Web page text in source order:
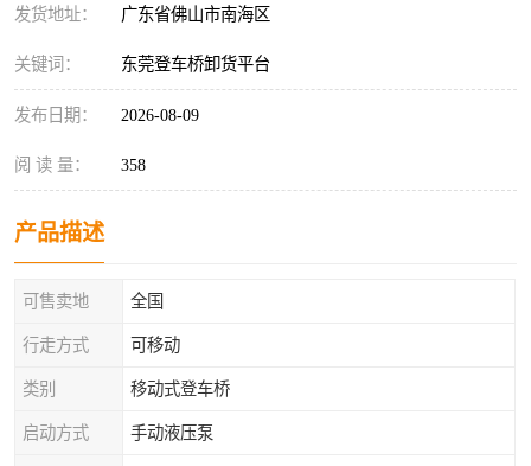
发货地址： 广东省佛山市南海区
关键词： 东莞登车桥卸货平台
发布日期： 2026-08-09
阅 读 量： 358
产品描述
可售卖地 全国
行走方式 可移动
类别 移动式登车桥
启动方式 手动液压泵